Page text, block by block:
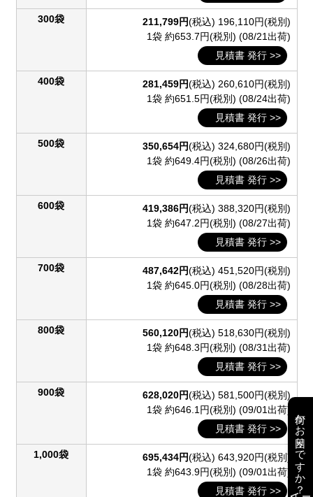
300袋 211,799円(税込) 196,110円(税別)
1袋 約653.7円(税別) (08/21出荷)
見積書 発行 >>
400袋 281,459円(税込) 260,610円(税別)
1袋 約651.5円(税別) (08/24出荷)
見積書 発行 >>
500袋 350,654円(税込) 324,680円(税別)
1袋 約649.4円(税別) (08/26出荷)
見積書 発行 >>
600袋 419,386円(税込) 388,320円(税別)
1袋 約647.2円(税別) (08/27出荷)
見積書 発行 >>
700袋 487,642円(税込) 451,520円(税別)
1袋 約645.0円(税別) (08/28出荷)
見積書 発行 >>
800袋 560,120円(税込) 518,630円(税別)
1袋 約648.3円(税別) (08/31出荷)
見積書 発行 >>
900袋 628,020円(税込) 581,500円(税別)
1袋 約646.1円(税別) (09/01出荷)
見積書 発行 >>
1,000袋 695,434円(税込) 643,920円(税別)
1袋 約643.9円(税別) (09/01出荷)
見積書 発行 >>
何かお困りですか？